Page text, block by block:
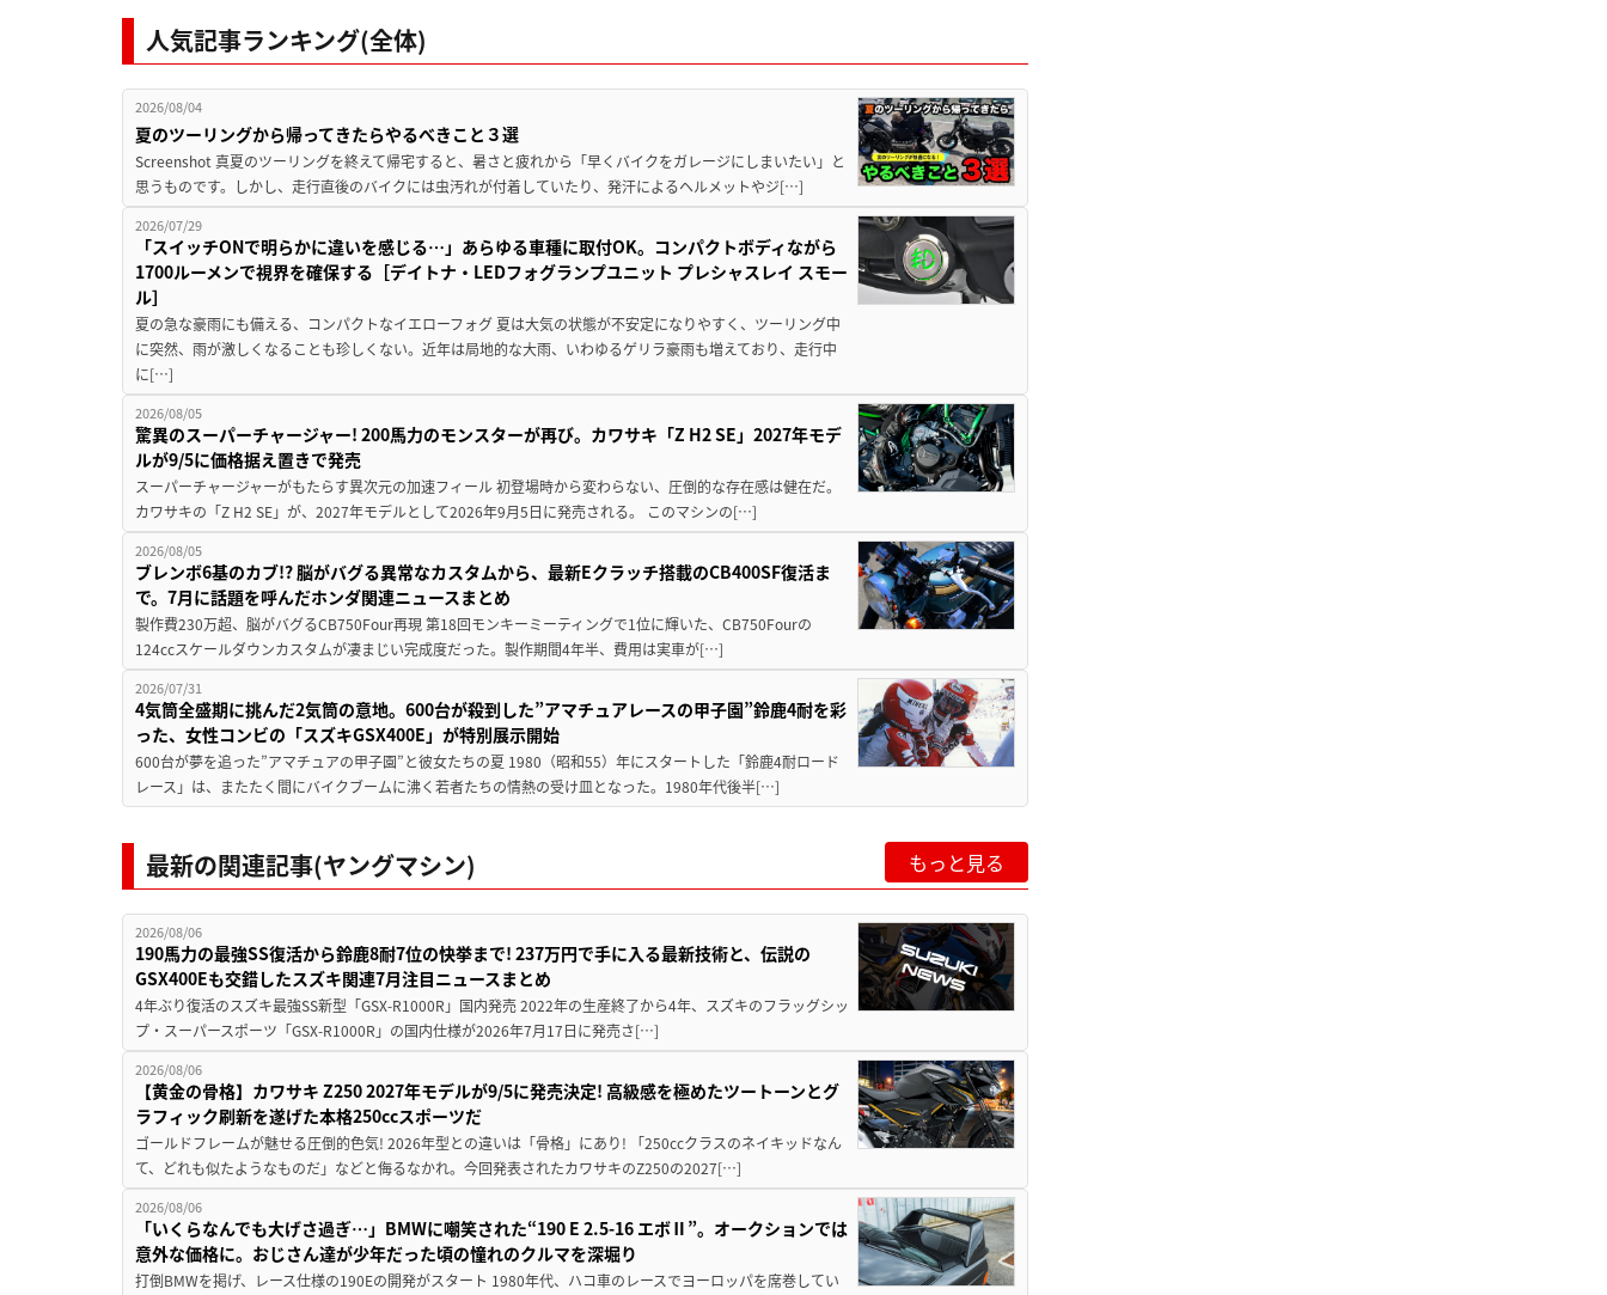
人気記事ランキング(全体)
2026/08/04
夏のツーリングから帰ってきたらやるべきこと３選
Screenshot 真夏のツーリングを終えて帰宅すると、暑さと疲れから「早くバイクをガレージにしまいたい」と
思うものです。しかし、走行直後のバイクには虫汚れが付着していたり、発汗によるヘルメットやジ[…]
2026/07/29
「スイッチONで明らかに違いを感じる…」あらゆる車種に取付OK。コンパクトボディながら
1700ルーメンで視界を確保する［デイトナ・LEDフォグランプユニット プレシャスレイ スモー
ル］
夏の急な豪雨にも備える、コンパクトなイエローフォグ 夏は大気の状態が不安定になりやすく、ツーリング中
に突然、雨が激しくなることも珍しくない。近年は局地的な大雨、いわゆるゲリラ豪雨も増えており、走行中
に[…]
2026/08/05
驚異のスーパーチャージャー! 200馬力のモンスターが再び。カワサキ「Z H2 SE」2027年モデ
ルが9/5に価格据え置きで発売
スーパーチャージャーがもたらす異次元の加速フィール 初登場時から変わらない、圧倒的な存在感は健在だ。
カワサキの「Z H2 SE」が、2027年モデルとして2026年9月5日に発売される。 このマシンの[…]
2026/08/05
ブレンボ6基のカブ!? 脳がバグる異常なカスタムから、最新Eクラッチ搭載のCB400SF復活ま
で。7月に話題を呼んだホンダ関連ニュースまとめ
製作費230万超、脳がバグるCB750Four再現 第18回モンキーミーティングで1位に輝いた、CB750Fourの
124ccスケールダウンカスタムが凄まじい完成度だった。製作期間4年半、費用は実車が[…]
2026/07/31
4気筒全盛期に挑んだ2気筒の意地。600台が殺到した”アマチュアレースの甲子園”鈴鹿4耐を彩
った、女性コンビの「スズキGSX400E」が特別展示開始
600台が夢を追った”アマチュアの甲子園”と彼女たちの夏 1980（昭和55）年にスタートした「鈴鹿4耐ロード
レース」は、またたく間にバイクブームに沸く若者たちの情熱の受け皿となった。1980年代後半[…]
最新の関連記事(ヤングマシン) もっと見る
2026/08/06
190馬力の最強SS復活から鈴鹿8耐7位の快挙まで! 237万円で手に入る最新技術と、伝説の
GSX400Eも交錯したスズキ関連7月注目ニュースまとめ
4年ぶり復活のスズキ最強SS新型「GSX-R1000R」国内発売 2022年の生産終了から4年、スズキのフラッグシッ
プ・スーパースポーツ「GSX-R1000R」の国内仕様が2026年7月17日に発売さ[…]
2026/08/06
【黄金の骨格】カワサキ Z250 2027年モデルが9/5に発売決定! 高級感を極めたツートーンとグ
ラフィック刷新を遂げた本格250ccスポーツだ
ゴールドフレームが魅せる圧倒的色気! 2026年型との違いは「骨格」にあり! 「250ccクラスのネイキッドなん
て、どれも似たようなものだ」などと侮るなかれ。今回発表されたカワサキのZ250の2027[…]
2026/08/06
「いくらなんでも大げさ過ぎ…」BMWに嘲笑された“190 E 2.5-16 エボⅡ”。オークションでは
意外な価格に。おじさん達が少年だった頃の憧れのクルマを深堀り
打倒BMWを掲げ、レース仕様の190Eの開発がスタート 1980年代、ハコ車のレースでヨーロッパを席巻してい